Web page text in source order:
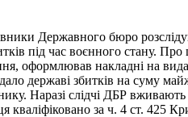
Державного бюро
під час воєнного стану.
оформлював накладні на
державі збитків на суму
Наразі слідчі ДБР
кваліфіковано за ч. 4 ст. 425